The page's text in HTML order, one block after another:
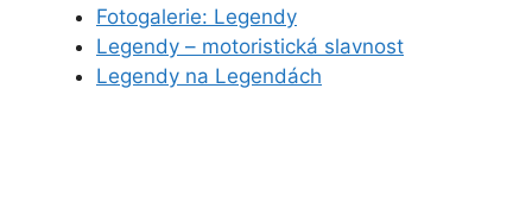
Fotogalerie: Legendy
Legendy – motoristická slavnost
Legendy na Legendách